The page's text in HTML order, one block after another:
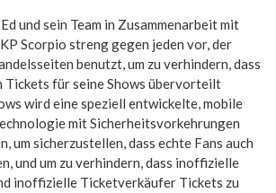
und sein Team in Zusammenarbeit mit
Scorpio streng gegen jeden vor, der
benutzt, um zu verhindern, dass
Tickets für seine Shows übervorteilt
wird eine speziell entwickelte, mobile
mit Sicherheitsvorkehrungen
um sicherzustellen, dass echte Fans auch
und um zu verhindern, dass inoffizielle
inoffizielle Ticketverkäufer Tickets zu